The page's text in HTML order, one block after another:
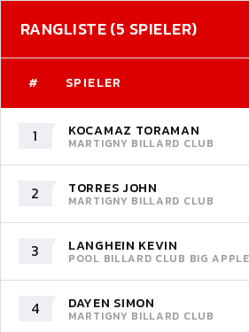
RANGLISTE (5 SPIELER)
# SPIELER
1 KOCAMAZ TORAMAN
MARTIGNY BILLARD CLUB
2 TORRES JOHN
MARTIGNY BILLARD CLUB
3 LANGHEIN KEVIN
POOL BILLARD CLUB BIG APPLE
4 DAYEN SIMON
MARTIGNY BILLARD CLUB